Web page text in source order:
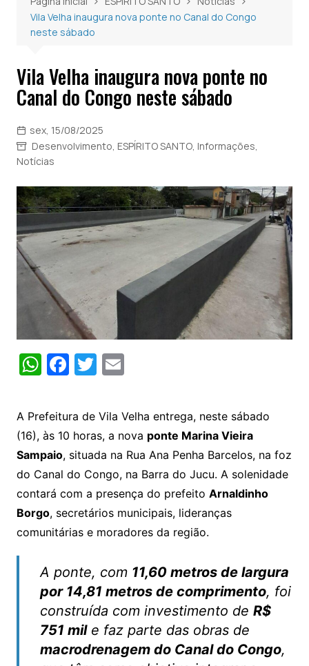
Vila Velha inaugura nova ponte no Canal do Congo
neste sábado
Vila Velha inaugura nova ponte no
Canal do Congo neste sábado
sex, 15/08/2025
Desenvolvimento, ESPÍRITO SANTO, Informações,
Notícias
W
at
s
A
p
p
F
c
e
b
o
o
k
T
itt
er
E
ai
l
A Prefeitura de Vila Velha entrega, neste sábado
(16), às 10 horas, a nova ponte Marina Vieira
Sampaio, situada na Rua Ana Penha Barcelos, na foz
do Canal do Congo, na Barra do Jucu. A solenidade
contará com a presença do prefeito Arnaldinho
Borgo, secretários municipais, lideranças
comunitárias e moradores da região.
A ponte, com 11,60 metros de largura
por 14,81 metros de comprimento, foi
construída com investimento de R$
751 mile faz parte das obras de
macrodrenagem do Canal do Congo,